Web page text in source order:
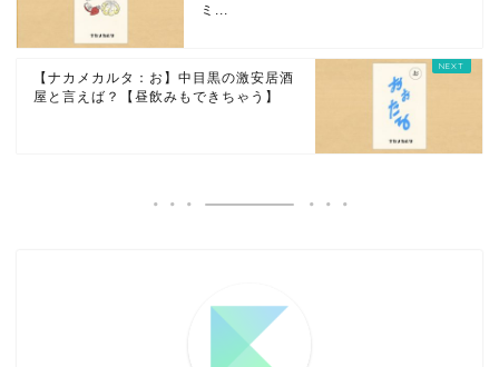
ミ...
【ナカメカルタ：お】中目黒の激安居酒
屋と言えば？【昼飲みもできちゃう】